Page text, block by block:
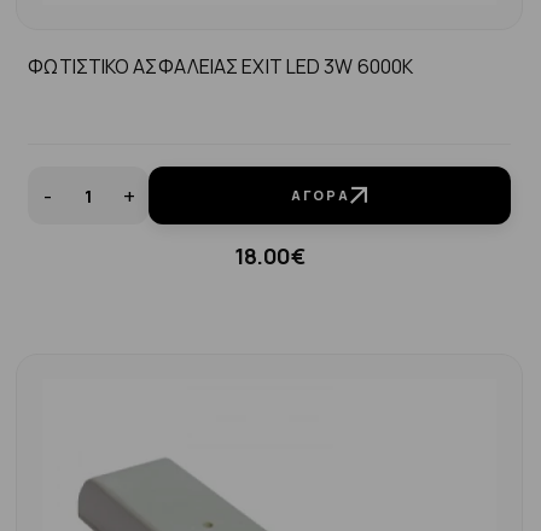
ΦΩΤΙΣΤΙΚΟ ΑΣΦΑΛΕΙΑΣ EXIT LED 3W 6000K
- + ΑΓΟΡΆ
18.00€